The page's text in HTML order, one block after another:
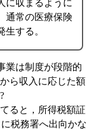
に収まるように
通常の医療保険
する。
業は制度が段階的
ら収入に応じた額
ると，所得税額証
税務署へ出向かな